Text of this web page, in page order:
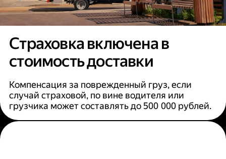
Страховка включена в
стоимость доставки
Компенсация за поврежденный груз, если
случай страховой, по вине водителя или
грузчика может составлять до 500 000 рублей.